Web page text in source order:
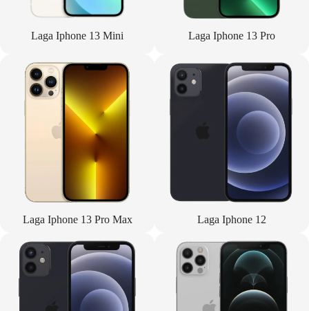
Laga Iphone 13 Mini Laga Iphone 13 Pro
Laga Iphone 13 Pro Max Laga Iphone 12